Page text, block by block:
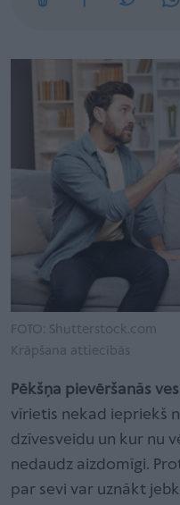
FOTO: Shutterstock.com
Krāpšana attiecībās
Pēkšņa pievēršanās
vīrietis nekad iepriekš
dzīvesveidu un kur nu
nedaudz aizdomīgi.
par sevi var uznākt